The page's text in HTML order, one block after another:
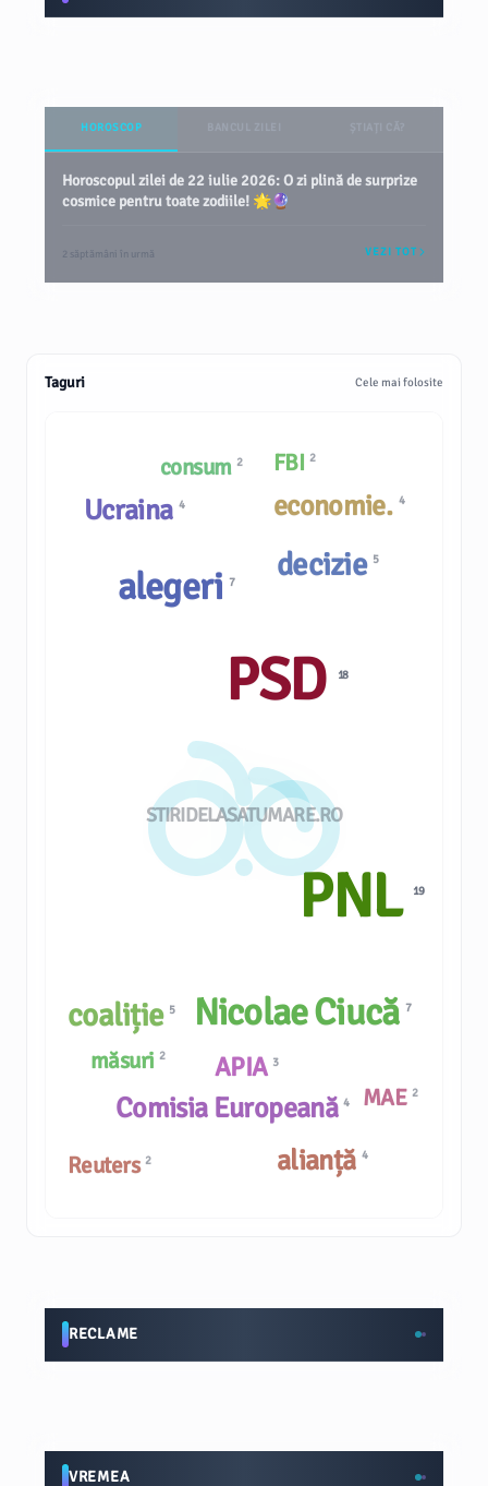
HOROSCOP
Horoscopul zilei de 22 iulie 2026: O zi plină de surprize
cosmice pentru toate zodiile! 🌟🔮
2 săptămâni în urmă VEZI TOT
Taguri Cele mai folosite
STIRIDELASATUMARE.RO
consum 2
măsuri 2
Comisia Europeană4
Nicolae Ciucă7
Reuters 2
MAE 2
Ucraina 4 economie. 4
PNL 19
APIA 3
alianță 4
alegeri7 decizie 5
FBI 2
PSD 18
coaliție 5
RECLAME
VREMEA